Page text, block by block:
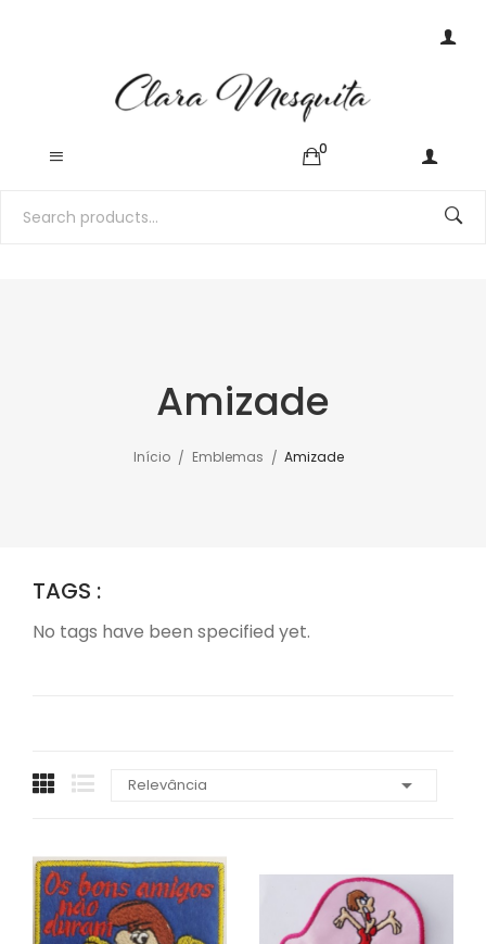
0
Amizade
Início Emblemas Amizade
TAGS :
No tags have been specified yet.
Relevância 